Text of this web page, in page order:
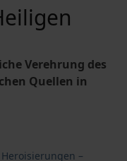
Verehrung des
Quellen in
–